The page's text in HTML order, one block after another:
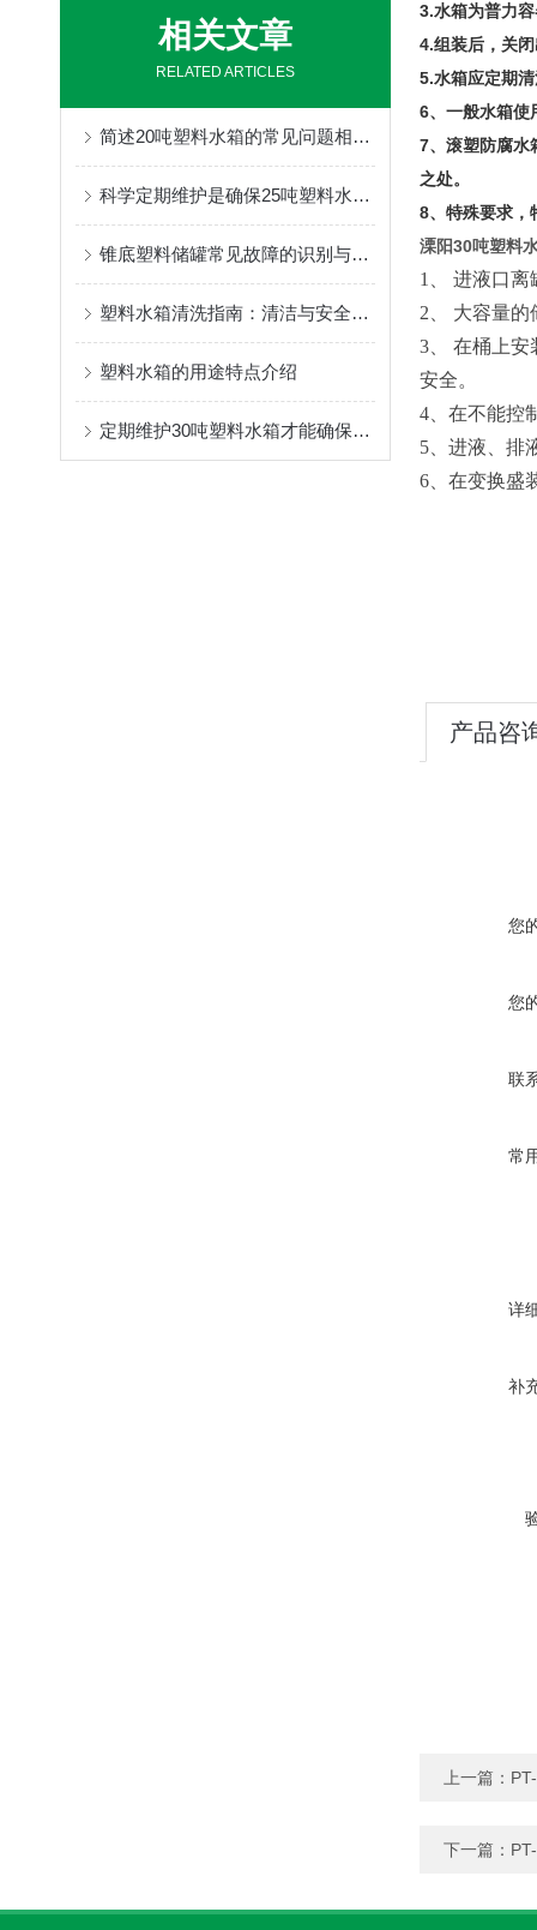
相关文章
RELATED ARTICLES
简述20吨塑料水箱的常见问题相应解决方法
科学定期维护是确保25吨塑料水箱水质纯净的关键防线
锥底塑料储罐常见故障的识别与解决方法分享
塑料水箱清洗指南：清洁与安全维护
塑料水箱的用途特点介绍
定期维护30吨塑料水箱才能确保存储的水质保持清洁与安全
3.水箱为普力
4.组装后，关
5.水箱应定期
6、一般水箱使
7、滚塑防腐水
之处。
8、特殊要求，
溧阳30吨塑料
1、 进液口
2、 大容量
3、 在桶上安
安全。
4、在不能控
5、进液、排
6、在变换盛
产品咨
您
您
联
常
详
补
上一篇：
下一篇：